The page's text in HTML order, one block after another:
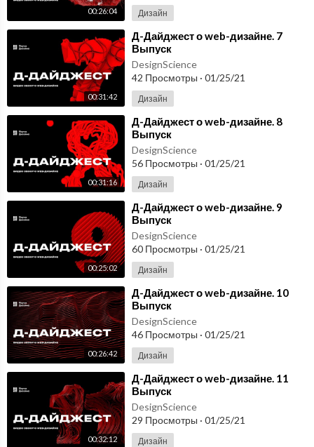
00:26:04 Дизайн
00:31:42
⁣Д-Дайджест о web-дизайне. 7
Выпуск
DesignScience
42 Просмотры · 01/25/21
Дизайн
00:31:16
⁣Д-Дайджест о web-дизайне. 8
Выпуск
DesignScience
56 Просмотры · 01/25/21
Дизайн
00:25:02
⁣Д-Дайджест о web-дизайне. 9
Выпуск
DesignScience
60 Просмотры · 01/25/21
Дизайн
00:26:42
⁣Д-Дайджест о web-дизайне. 10
Выпуск
DesignScience
46 Просмотры · 01/25/21
Дизайн
00:32:12
⁣Д-Дайджест о web-дизайне. 11
Выпуск
DesignScience
29 Просмотры · 01/25/21
Дизайн